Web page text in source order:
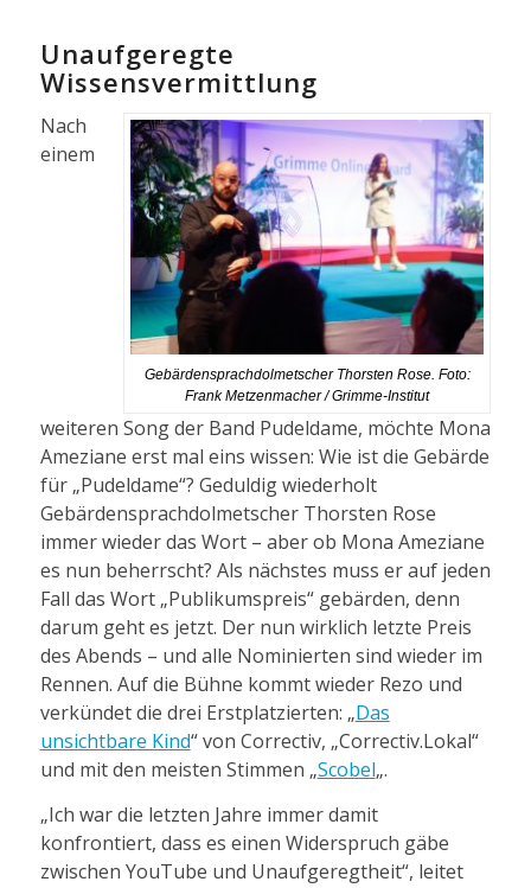
Unaufgeregte
Wissensvermittlung
Gebärdensprachdolmetscher Thorsten Rose. Foto:
Frank Metzenmacher / Grimme-Institut
Nach
einem
weiteren Song der Band Pudeldame, möchte Mona
Ameziane erst mal eins wissen: Wie ist die Gebärde
für „Pudeldame“? Geduldig wiederholt
Gebärdensprachdolmetscher Thorsten Rose
immer wieder das Wort – aber ob Mona Ameziane
es nun beherrscht? Als nächstes muss er auf jeden
Fall das Wort „Publikumspreis“ gebärden, denn
darum geht es jetzt. Der nun wirklich letzte Preis
des Abends – und alle Nominierten sind wieder im
Rennen. Auf die Bühne kommt wieder Rezo und
verkündet die drei Erstplatzierten: „Das
unsichtbare Kind“ von Correctiv, „Correctiv.Lokal“
und mit den meisten Stimmen „Scobel„.
„Ich war die letzten Jahre immer damit
konfrontiert, dass es einen Widerspruch gäbe
zwischen YouTube und Unaufgeregtheit“, leitet